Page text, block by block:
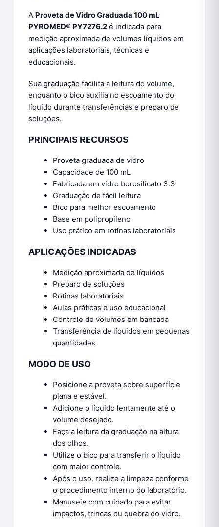
A Proveta de Vidro Graduada 100 mL
PYROMED® PY7276.2 é indicada para
medição aproximada de volumes líquidos em
aplicações laboratoriais, técnicas e
educacionais.
Sua graduação facilita a leitura do volume,
enquanto o bico auxilia no escoamento do
líquido durante transferências e preparo de
soluções.
PRINCIPAIS RECURSOS
Proveta graduada de vidro
Capacidade de 100 mL
Fabricada em vidro borosilicato 3.3
Graduação de fácil leitura
Bico para melhor escoamento
Base em polipropileno
Uso prático em rotinas laboratoriais
APLICAÇÕES INDICADAS
Medição aproximada de líquidos
Preparo de soluções
Rotinas laboratoriais
Aulas práticas e uso educacional
Controle de volumes em bancada
Transferência de líquidos em pequenas
quantidades
MODO DE USO
Posicione a proveta sobre superfície
plana e estável.
Adicione o líquido lentamente até o
volume desejado.
Faça a leitura da graduação na altura
dos olhos.
Utilize o bico para transferir o líquido
com maior controle.
Após o uso, realize a limpeza conforme
o procedimento interno do laboratório.
Manuseie com cuidado para evitar
impactos, trincas ou quebra do vidro.